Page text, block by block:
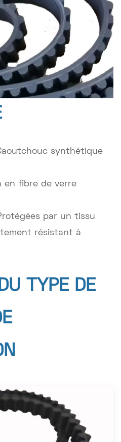
synthétique
en fibre de verre
par un tissu
résistant à
TYPE DE